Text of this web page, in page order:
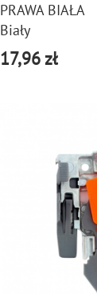
PRAWA BIAŁA
Biały
17,96 zł